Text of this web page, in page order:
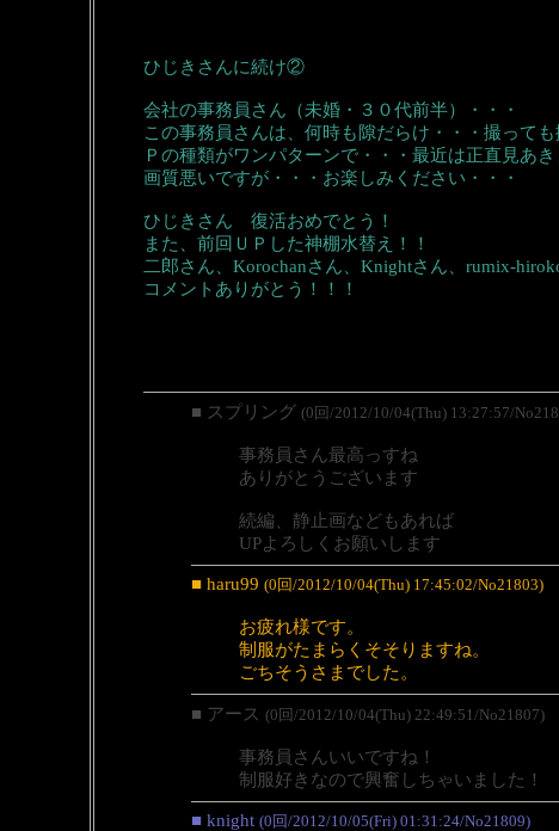
ひじきさんに続け②
会社の事務員さん（未婚・３０代前半）・・・
この事務員さんは、何時も隙だらけ・・・撮っても
Ｐの種類がワンパターンで・・・最近は正直見あき
画質悪いですが・・・お楽しみください・・・
ひじきさん 復活おめでとう！
また、前回ＵＰした神棚水替え！！
二郎さん、Korochanさん、Knightさん、rumix-
コメントありがとう！！！
■ スプリング (0回/2012/10/04(Thu) 13:27:57/
事務員さん最高っすね
ありがとうございます
続編、静止画などもあれば
UPよろしくお願いします
■ haru99 (0回/2012/10/04(Thu) 17:45:02/No21803)
お疲れ様です。
制服がたまらくそそりますね。
ごちそうさまでした。
■ アース (0回/2012/10/04(Thu) 22:49:51/No21807)
事務員さんいいですね！
制服好きなので興奮しちゃいました！
■ knight (0回/2012/10/05(Fri) 01:31:24/No21809)